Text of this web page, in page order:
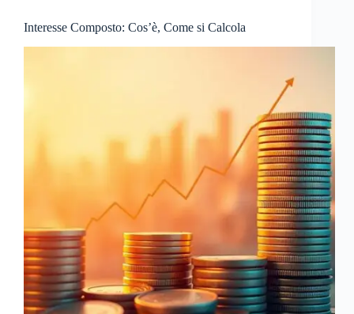
Interesse Composto: Cos’è, Come si Calcola